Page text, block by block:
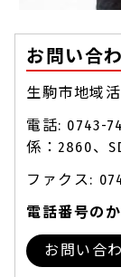
お問い合
生駒市地域
電話: 0743-
係：2860、
ファクス:
電話番号の
お問い合